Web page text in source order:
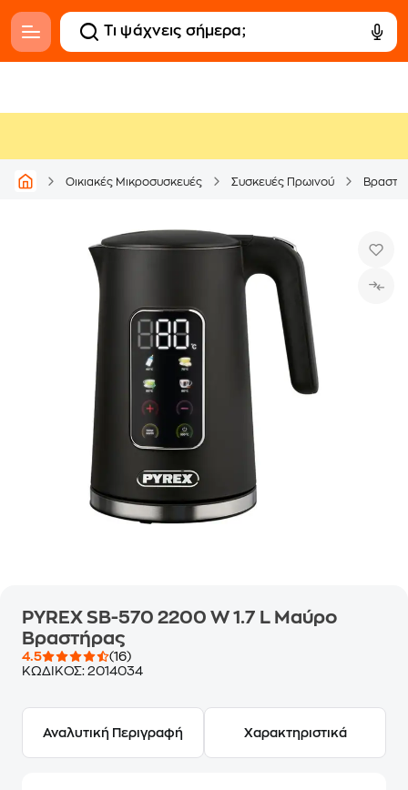
Οικιακές Μικροσυσκευές Συσκευές Πρωινού
PYREX SB-570 2200 W 1.7 L Μαύρο
Βραστήρας
4.5
(16)
ΚΩΔΙΚΟΣ: 2014034
Αναλυτική Περιγραφή Χαρακτηριστικά